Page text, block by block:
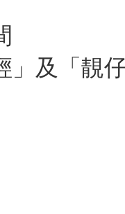
」及「靚